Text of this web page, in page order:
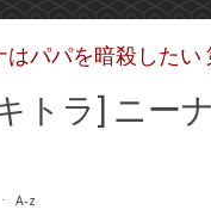
はパパを暗殺したい
トラ] ニー
⋅ A-z